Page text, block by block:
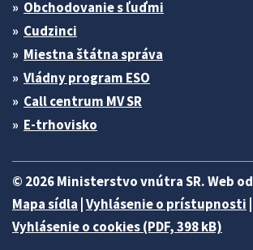
Obchodovanie s ľuďmi
Cudzinci
Miestna štátna správa
Vládny program ESO
Call centrum MV SR
E-trhovisko
© 2026 Ministerstvo vnútra SR. Web od
Mapa sídla Vyhlásenie o prístupnosti
Vyhlásenie o cookies (PDF, 398 kB)